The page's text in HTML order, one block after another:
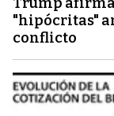
"hipócritas"
conflicto